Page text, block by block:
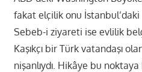
fakat elçilik onu
Sebeb-i ziyareti ise evlilik
Kaşıkçı bir Türk vatandaşı
nişanlıydı. Hikâye bu